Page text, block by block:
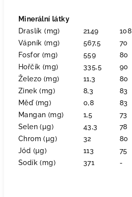
Minerální látky
Draslík (mg)
2149 108
Vápník (mg)
567,5 70
Fosfor (mg)
559 80
Hořčík (mg)
335,5 90
Železo (mg)
11,3 80
Zinek (mg)
8,3 83
Měď (mg)
0,8 83
Mangan (mg)
1,5 73
Selen (µg)
43,3 78
Chrom (µg)
32 80
Jód (µg)
113 75
Sodík (mg)
371 -